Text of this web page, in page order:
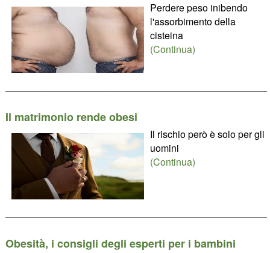
Perdere peso inibendo
l'assorbimento della
cisteina
(Continua)
Il matrimonio rende obesi
Il rischio però è solo per gli
uomini
(Continua)
Obesità, i consigli degli esperti per i bambini